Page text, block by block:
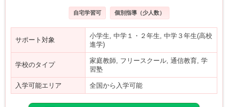
自宅学習可 個別指導（少人数）
サポート対象
小学生, 中学１・２年生, 中学３年生(高校
進学)
学校のタイプ
家庭教師, フリースクール, 通信教育, 学
習塾
入学可能エリア 全国から入学可能